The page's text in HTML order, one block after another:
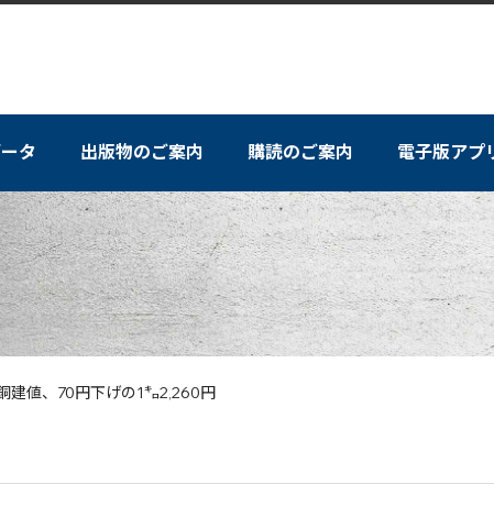
タ 出版物のご案内 購読のご案内 電子版アプ
建値、70円下げの1㌔2,260円